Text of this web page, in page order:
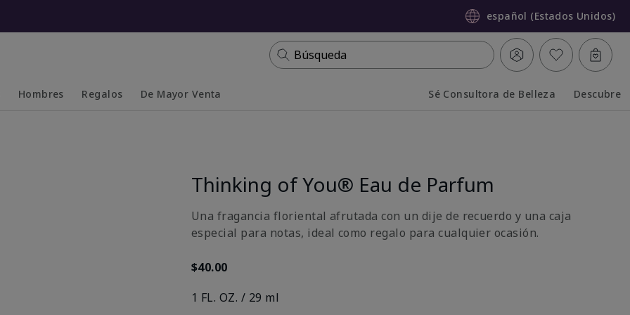
español (Estados Unidos)
Búsqueda
Hombres Regalos De Mayor Venta Sé Consultora de Belleza Descubre
Thinking of You® Eau de Parfum
Una fragancia floriental afrutada con un dije de recuerdo y una caja
especial para notas, ideal como regalo para cualquier ocasión.
$40.00
1 FL. OZ. / 29 ml